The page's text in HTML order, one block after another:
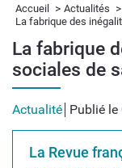
Accueil > Actualités >
La fabrique des
La fabrique
sociales de
Actualité Publié
La Revue